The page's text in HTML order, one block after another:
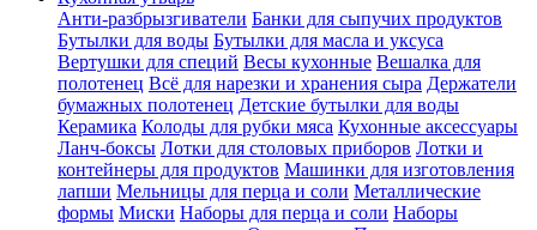
Анти-разбрызгиватели Банки для сыпучих продуктов
Бутылки для воды Бутылки для масла и уксуса
Вертушки для специй Весы кухонные Вешалка для
полотенец Всё для нарезки и хранения сыра Держатели
бумажных полотенец Детские бутылки для воды
Керамика Колоды для рубки мяса Кухонные аксессуары
Ланч-боксы Лотки для столовых приборов Лотки и
контейнеры для продуктов Машинки для изготовления
лапши Мельницы для перца и соли Металлические
формы Миски Наборы для перца и соли Наборы